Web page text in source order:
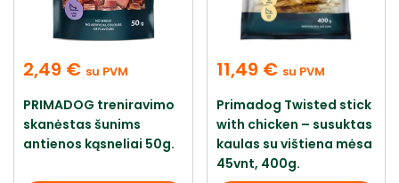
2,49 € su PVM
PRIMADOG treniravimo
skanėstas šunims
antienos kąsneliai 50g.
11,49 € su PVM
Primadog Twisted stick
with chicken – susuktas
kaulas su vištiena mėsa
45vnt, 400g.